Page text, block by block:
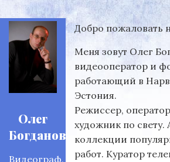
Олег
Богданов
Видеограф,
Добро пожаловать
Меня зовут Олег
видеооператор и
работающий в
Эстония.
Режиссер,
художник по
коллекции
работ. Куратор